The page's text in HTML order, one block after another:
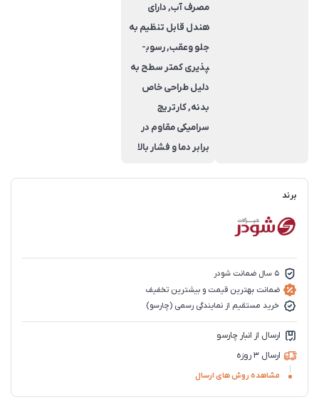
مصرف آب, دارای
هندل قابل تنظیم به
جلو وعقب, رسوب­
پذیری کم­تر سطح به
دلیل طراحی خاص
بدنه, کارتریج
سرامیکی مقاوم در
برابر دما و فشار بالا
برند
5 سال ضمانت شودر
ضمانت بهترین قیمت و بیشترین تخفیف
خرید مستقیم از نمایندگی رسمی (چارسو)
ارسال از انبار چارسو
ارسال 3 روزه
مشاهده روش های ارسال